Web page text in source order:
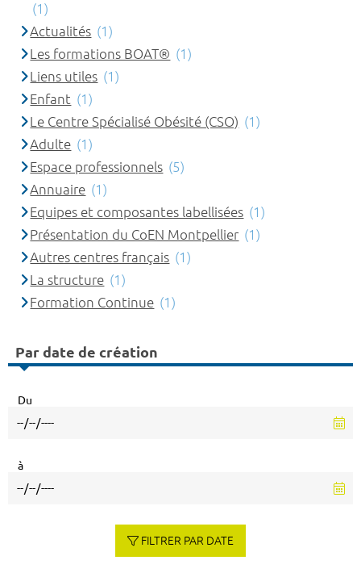
(1)
Actualités (1)
Les formations BOAT® (1)
Liens utiles (1)
Enfant (1)
Le Centre Spécialisé Obésité (CSO) (1)
Adulte (1)
Espace professionnels (5)
Annuaire (1)
Equipes et composantes labellisées (1)
Présentation du CoEN Montpellier (1)
Autres centres français (1)
La structure (1)
Formation Continue (1)
Par date de création
Du
à
FILTRER PAR DATE